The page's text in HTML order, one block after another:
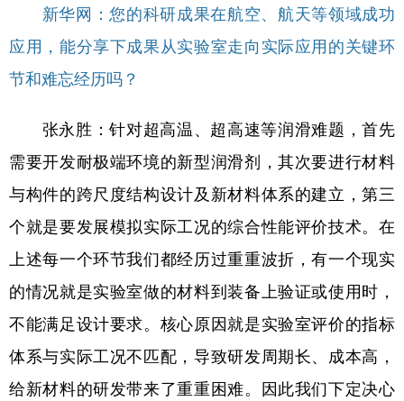
新华网：您的科研成果在航空、航天等领域成功
应用，能分享下成果从实验室走向实际应用的关键环
节和难忘经历吗？
张永胜：针对超高温、超高速等润滑难题，首先
需要开发耐极端环境的新型润滑剂，其次要进行材料
与构件的跨尺度结构设计及新材料体系的建立，第三
个就是要发展模拟实际工况的综合性能评价技术。在
上述每一个环节我们都经历过重重波折，有一个现实
的情况就是实验室做的材料到装备上验证或使用时，
不能满足设计要求。核心原因就是实验室评价的指标
体系与实际工况不匹配，导致研发周期长、成本高，
给新材料的研发带来了重重困难。因此我们下定决心